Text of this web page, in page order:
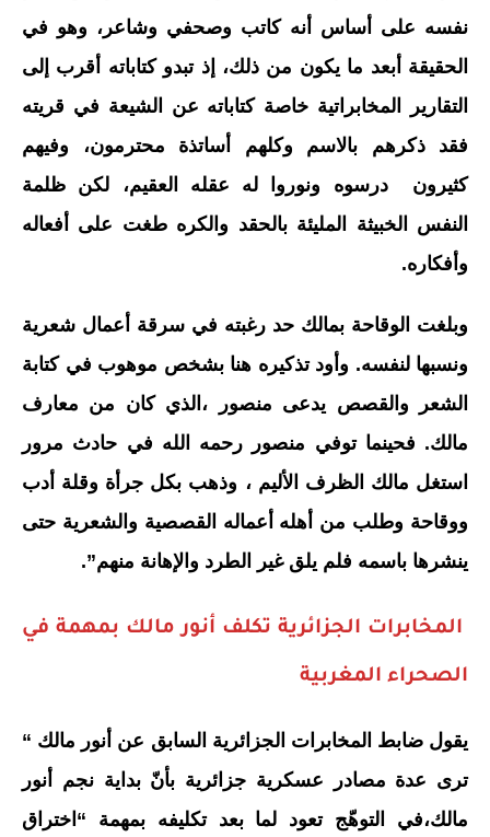
نفسه على أساس أنه كاتب وصحفي وشاعر، وهو في
الحقيقة أبعد ما يكون من ذلك، إذ تبدو كتاباته أقرب إلى
التقارير المخابراتية خاصة كتاباته عن الشيعة في قريته
فقد ذكرهم بالاسم وكلهم أساتذة محترمون، وفيهم
كثيرون درسوه ونوروا له عقله العقيم، لكن ظلمة
النفس الخبيثة المليئة بالحقد والكره طغت على أفعاله
وأفكاره.
وبلغت الوقاحة بمالك حد رغبته في سرقة أعمال شعرية
ونسبها لنفسه. وأود تذكيره هنا بشخص موهوب في كتابة
الشعر والقصص يدعى منصور ،الذي كان من معارف
مالك. فحينما توفي منصور رحمه الله في حادث مرور
استغل مالك الظرف الأليم ، وذهب بكل جرأة وقلة أدب
ووقاحة وطلب من أهله أعماله القصصية والشعرية حتى
ينشرها باسمه فلم يلق غير الطرد والإهانة منهم”.
المخابرات الجزائرية تكلف أنور مالك بمهمة في
الصحراء المغربية
يقول ضابط المخابرات الجزائرية السابق عن أنور مالك “
ترى عدة مصادر عسكرية جزائرية بأنّ بداية نجم أنور
مالك،في التوهّج تعود لما بعد تكليفه بمهمة “اختراق